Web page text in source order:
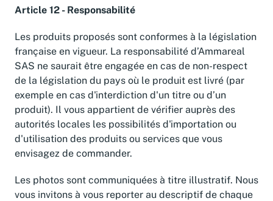
Article 12 - Responsabilité
Les produits proposés sont conformes à la législation
française en vigueur. La responsabilité d’Ammareal
SAS ne saurait être engagée en cas de non-respect
de la législation du pays où le produit est livré (par
exemple en cas d'interdiction d'un titre ou d’un
produit). Il vous appartient de vérifier auprès des
autorités locales les possibilités d'importation ou
d'utilisation des produits ou services que vous
envisagez de commander.
Les photos sont communiquées à titre illustratif. Nous
vous invitons à vous reporter au descriptif de chaque